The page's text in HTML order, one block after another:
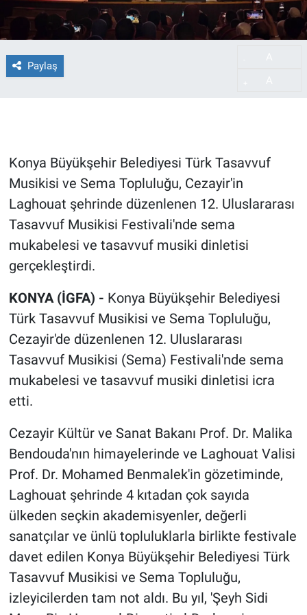
Paylaş
Konya Büyükşehir Belediyesi Türk Tasavvuf
Musikisi ve Sema Topluluğu, Cezayir'in
Laghouat şehrinde düzenlenen 12. Uluslararası
Tasavvuf Musikisi Festivali'nde sema
mukabelesi ve tasavvuf musiki dinletisi
gerçekleştirdi.
KONYA (İGFA) - Konya Büyükşehir Belediyesi
Türk Tasavvuf Musikisi ve Sema Topluluğu,
Cezayir'de düzenlenen 12. Uluslararası
Tasavvuf Musikisi (Sema) Festivali'nde sema
mukabelesi ve tasavvuf musiki dinletisi icra
etti.
Cezayir Kültür ve Sanat Bakanı Prof. Dr. Malika
Bendouda'nın himayelerinde ve Laghouat Valisi
Prof. Dr. Mohamed Benmalek'in gözetiminde,
Laghouat şehrinde 4 kıtadan çok sayıda
ülkeden seçkin akademisyenler, değerli
sanatçılar ve ünlü topluluklarla birlikte festivale
davet edilen Konya Büyükşehir Belediyesi Türk
Tasavvuf Musikisi ve Sema Topluluğu,
izleyicilerden tam not aldı. Bu yıl, 'Şeyh Sidi